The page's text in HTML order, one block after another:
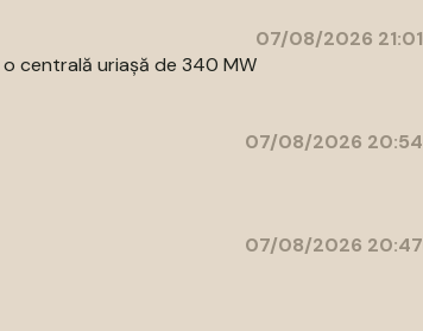
07/08/2026 21:01
centrală uriașă de 340 MW
07/08/2026 20:54
07/08/2026 20:47